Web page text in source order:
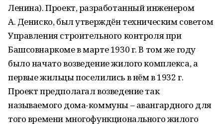
Ленина). Проект, разработанный инженером
А. Дениско, был утверждён техническим советом
Управления строительного контроля при
Башсовнаркоме в марте 1930 г. В том же году
было начато возведение жилого комплекса, а
первые жильцы поселились в нём в 1932 г.
Проект предполагал возведение так
называемого дома-коммуны – авангардного для
того времени многофункционального жилого